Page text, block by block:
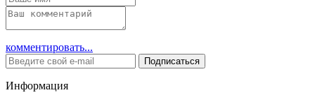
комментировать...
Подписаться
Информация